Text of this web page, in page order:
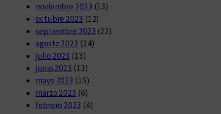
noviembre 2023 (13)
octubre 2023 (12)
septiembre 2023 (22)
agosto 2023 (24)
julio 2023 (13)
junio 2023 (13)
mayo 2023 (15)
marzo 2023 (6)
febrero 2023 (4)